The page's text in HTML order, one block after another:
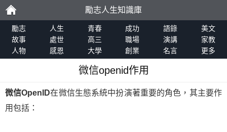
勵
志
勵志人生知識庫
勵志 人生 青春 成功 語錄
美文
故事
處世 高三 職場 演講
家教
人物
感恩 大學 創業 名言 更多
微信openid作用
微信OpenID在微信生態系統中扮演著重要的角色，其主要作
用包括：